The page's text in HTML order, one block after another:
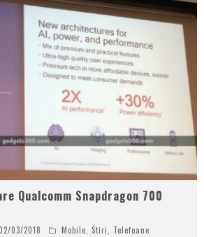
Qualcomm Snapdragon 700
03/2018 Mobile, Stiri, Telefoane